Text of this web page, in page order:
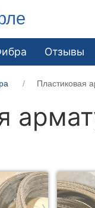
Отзывы
Пластиковая